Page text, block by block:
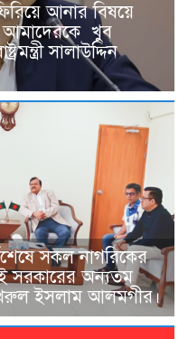
আনার বিষয়ে
আমাদেরকে খুব
সালাউদ্দিন
সকল নাগরিকের
সরকারের অন্যতম
ইসলাম আলমগীর।